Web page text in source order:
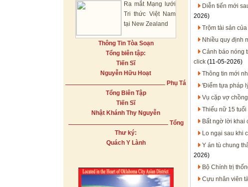
Ra mắt Mạng lưới
Tri thức Việt Nam
tại New Zealand
Thông Tin Tòa Soạn
Tổng biên tập:
Tiến Sĩ
Nguyễn Hữu Hoạt
Phụ Tá
Tổng Biên Tập
Tiến Sĩ
Nhật Khánh Thy Nguyễn
Tổng
Thư ký:
Quách Y Lành
Diễn tiến mới
2026)
Trộm tài sản
Nhiều quy định
Cảnh báo nóng
click (11-05-2026)
Thông tin mới
'Điểm tựa pháp
Vụ cặp vợ
Thiếu nữ 15 tuổi
Bất ngờ lời khai
Lo ngại sau khi
Y án tù chung
2026)
Bộ Chính trị
Cựu nhân viên